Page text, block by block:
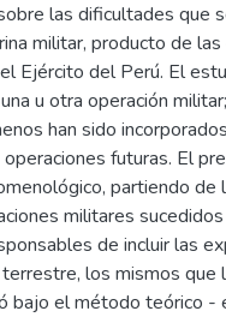
las dificultades que
militar, producto de las
Ejército del Perú. El
u otra operación
han sido
futuras. El
partiendo de
militares
de incluir las
los mismos que
bajo el método teórico -